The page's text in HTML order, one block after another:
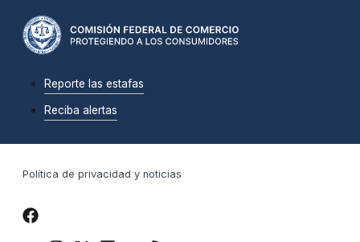
Reporte las estafas
Reciba alertas
Política de privacidad y noticias